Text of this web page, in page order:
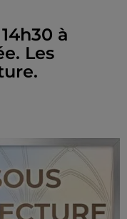
à
Les